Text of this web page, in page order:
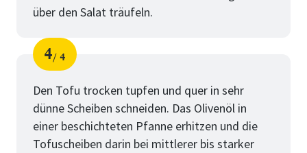
über den Salat träufeln.
Schritt
4
von
4
Den Tofu trocken tupfen und quer in sehr
dünne Scheiben schneiden. Das Olivenöl in
einer beschichteten Pfanne erhitzen und die
Tofuscheiben darin bei mittlerer bis starker